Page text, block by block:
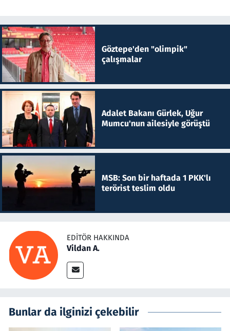
Göztepe'den "olimpik"
çalışmalar
Adalet Bakanı Gürlek, Uğur
Mumcu'nun ailesiyle görüştü
MSB: Son bir haftada 1 PKK'lı
terörist teslim oldu
EDITÖR HAKKINDA
Vildan A.
Bunlar da ilginizi çekebilir